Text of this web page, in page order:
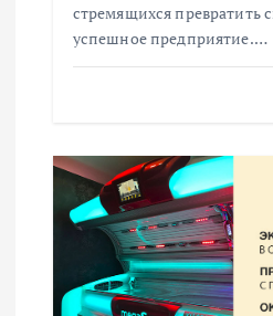
стремящихся превратить
успешное предприятие.…